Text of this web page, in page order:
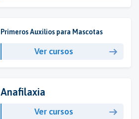
Primeros Auxilios para Mascotas
Ver cursos
Anafilaxia
Ver cursos